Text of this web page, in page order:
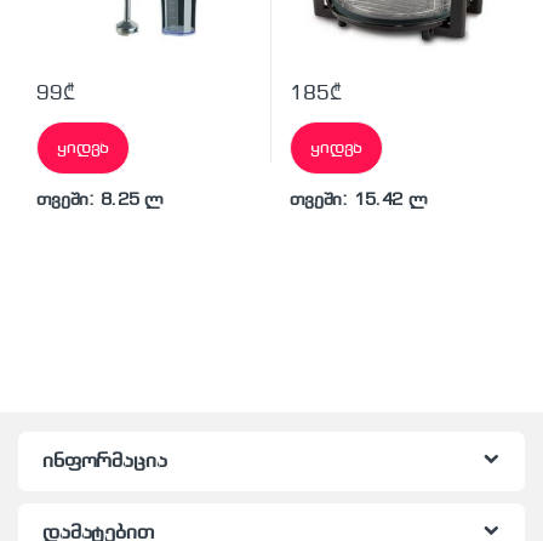
99₾
ყიდვა
თვეში: 8.25 ლ
185₾
ყიდვა
თვეში: 15.42 ლ
ინფორმაცია
დამატებით